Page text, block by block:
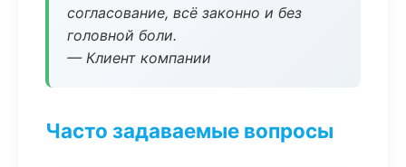
согласование, всё законно и без
головной боли.
— Клиент компании
Часто задаваемые вопросы